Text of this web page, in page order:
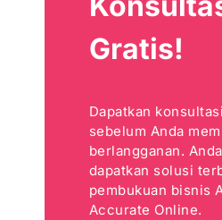
Gratis!
Dapatkan
sebelum Anda
berlangganan.
dapatkan solusi
pembukuan bisnis
Accurate Online.